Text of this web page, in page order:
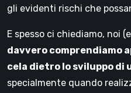
gli evidenti rischi che
E spesso ci chiediamo, noi
davvero comprendiamo
cela dietro lo sviluppo di
specialmente quando